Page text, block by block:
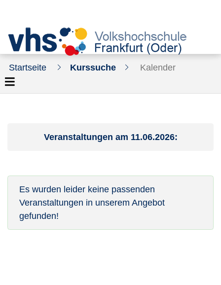
Startseite Kurssuche Kalender
Veranstaltungen am 11.06.2026:
Es wurden leider keine passenden
Veranstaltungen in unserem Angebot
gefunden!